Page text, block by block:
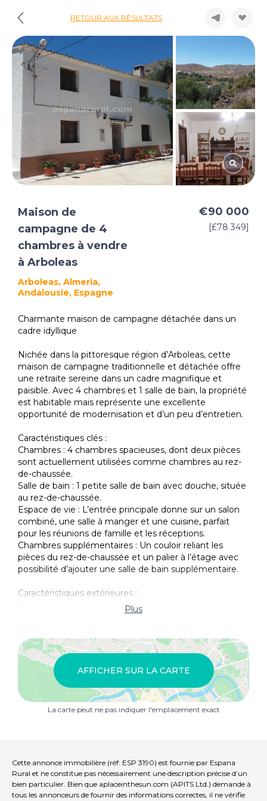
RETOUR AUX RÉSULTATS
Maison de
campagne de 4
chambres à vendre
à Arboleas
Arboleas, Almeria,
Andalousie, Espagne
€90 000
[£78 349]
Charmante maison de campagne détachée dans un
cadre idyllique
Nichée dans la pittoresque région d’Arboleas, cette
maison de campagne traditionnelle et détachée offre
une retraite sereine dans un cadre magnifique et
paisible. Avec 4 chambres et 1 salle de bain, la propriété
est habitable mais représente une excellente
opportunité de modernisation et d’un peu d’entretien.
Caractéristiques clés :
Chambres : 4 chambres spacieuses, dont deux pièces
sont actuellement utilisées comme chambres au rez-
de-chaussée.
Salle de bain : 1 petite salle de bain avec douche, située
au rez-de-chaussée.
Espace de vie : L’entrée principale donne sur un salon
combiné, une salle à manger et une cuisine, parfait
pour les réunions de famille et les réceptions.
Chambres supplémentaires : Un couloir reliant les
pièces du rez-de-chaussée et un palier à l’étage avec
possibilité d’ajouter une salle de bain supplémentaire.
Caractéristiques extérieures :
Patio : Une grande terrasse avec un débarras unique en
grotte, idéale pour un stockage ou une conversion en
Garage : Un garage indépendant offrant un
stationnement sécurisé et un espace de rangement
supplémentaire.
Terrain : La propriété dispose d’un terrain plat à l’arrière,
idéal pour installer une piscine. Il y a aussi plus de terres
avec des amaniers, des oliviers et des arbres fruitiers,
avec droits d’eau.
d’accès et d’un grand nombre de places de
stationnement disponibles.
Proximité des commodités : À seulement 10 minutes
en voiture du village d’Arboleas, où toutes les
Plus
AFFICHER SUR LA CARTE
La carte peut ne pas indiquer l'emplacement exact
Cette annonce immobilière (réf: ESP 3190) est fournie par Espana
Rural et ne constitue pas nécessairement une description précise d’un
bien particulier. Bien que aplaceinthesun.com (APITS Ltd.) demande à
tous les annonceurs de fournir des informations correctes, il ne vérifie